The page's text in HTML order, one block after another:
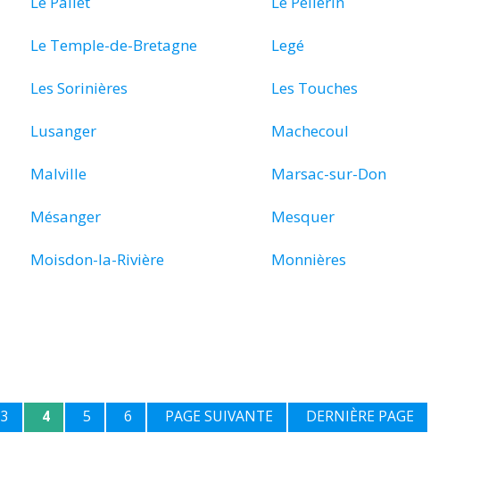
Le Temple-de-Bretagne Legé
Les Sorinières Les Touches
Lusanger Machecoul
Malville Marsac-sur-Don
Mésanger Mesquer
Moisdon-la-Rivière Monnières
3 4 5 6 PAGE SUIVANTE DERNIÈRE PAGE